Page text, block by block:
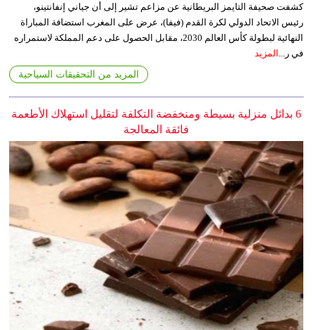
كشفت صحيفة التايمز البريطانية عن مزاعم تشير إلى أن جياني إنفانتينو،
رئيس الاتحاد الدولي لكرة القدم (فيفا)، عرض على المغرب استضافة المباراة
النهائية لبطولة كأس العالم 2030، مقابل الحصول على دعم المملكة لاستمراره
في ر... المزيد
المزيد من التحقيقات السياحية
6 بدائل منزلية بسيطة ومنخفضة التكلفة لتقليل استهلاك الأطعمة
فائقة المعالجة